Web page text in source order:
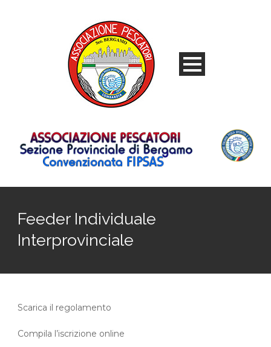
Feeder Individuale
Interprovinciale
Scarica il regolamento
Compila l’iscrizione online